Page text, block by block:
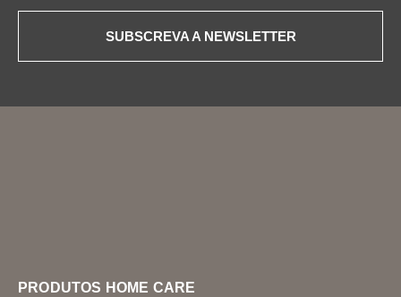
SUBSCREVA A NEWSLETTER
PRODUTOS HOME CARE